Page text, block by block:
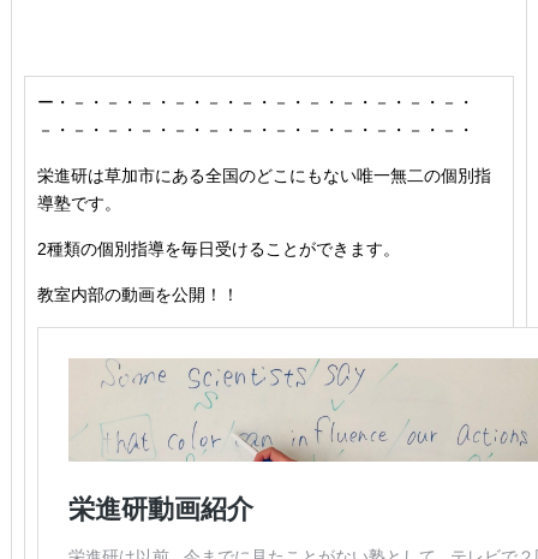
ー・－・－・－・－・－・－・－・－・－・－・－・－・
－・－・－・－・－・－・－・－・－・－・－・－・－・
栄進研は草加市にある全国のどこにもない唯一無二の個別指
導塾です。
2種類の個別指導を毎日受けることができます。
教室内部の動画を公開！！